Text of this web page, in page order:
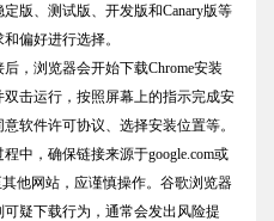
版、测试版、开发版和Canary版等
偏好进行选择。
，浏览器会开始下载Chrome安装
击运行，按照屏幕上的指示完成安
软件许可协议、选择安装位置等。
中，确保链接来源于google.com或
他网站，应谨慎操作。谷歌浏览器
疑下载行为，通常会发出风险提